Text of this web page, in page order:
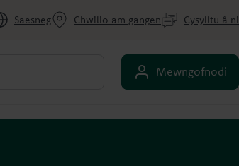
Saesneg Chwilio am gangen Cysylltu â ni
Mewngofnodi